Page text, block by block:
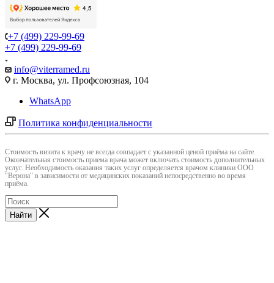
+7 (499) 229-99-69
+7 (499) 229-99-69
info@viterramed.ru
г. Москва, ул. Профсоюзная, 104
WhatsApp
Политика конфиденциальности
Cтоимость визита к врачу не всегда совпадает с указанной ценой приёма на сайте.
Окончательная стоимость приема врача может включать стоимость дополнительных
услуг. Необходимость оказания таких услуг определяется врачом клиники ООО
"Верона" в зависимости от медицинских показаний непосредственно во время
приёма.
Найти